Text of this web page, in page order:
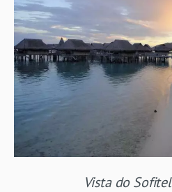
Vista do